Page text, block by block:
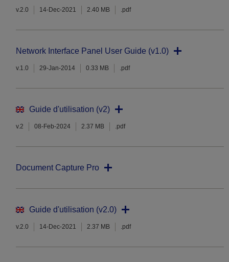
v.2.0 14-Dec-2021 2.40 MB .pdf
Network Interface Panel User Guide (v1.0)
v.1.0 29-Jan-2014 0.33 MB .pdf
Guide d'utilisation (v2)
v.2 08-Feb-2024 2.37 MB .pdf
Document Capture Pro
Guide d'utilisation (v2.0)
v.2.0 14-Dec-2021 2.37 MB .pdf